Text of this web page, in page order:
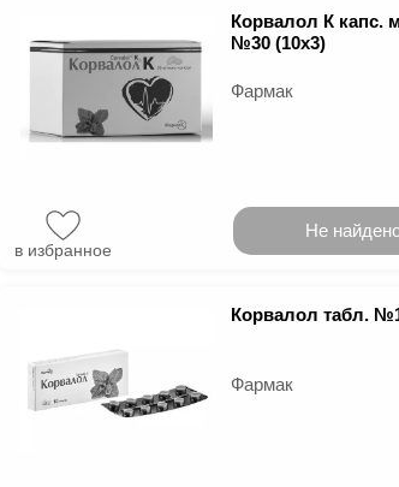
Корвалол К капс.
№30 (10х3)
Фармак
в избранное
Не
Корвалол табл.
Фармак